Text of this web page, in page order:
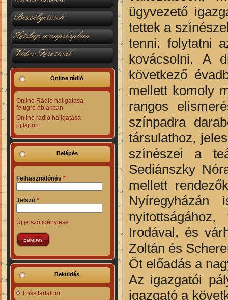
Beszélgetések
Hetilap a napilapban
Vidor Fesztivál
Online rádió
Online Rádió hallgatása
felugró ablakban
Online rádió hallgatása
új lapon
Belépés
Felhasználónév *
Jelszó *
Új jelszó igénylése
Beküldés
Friss tartalom
ügyvezető
tettek a
tenni: folytatni
kovácsolni. A
következő
mellett komoly
rangos
színpadra
társulathoz,
színészei a
Sediánszky
mellett
Nyíregyházán
Irodával, és
Zoltán és
Öt előadás a
Az igazgatói
igazgató a